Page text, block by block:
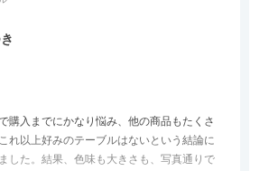
購入までにかなり悩み、他の商品もたくさ
れ以上好みのテーブルはないという結論に
した。結果、色味も大きさも、写真通りで